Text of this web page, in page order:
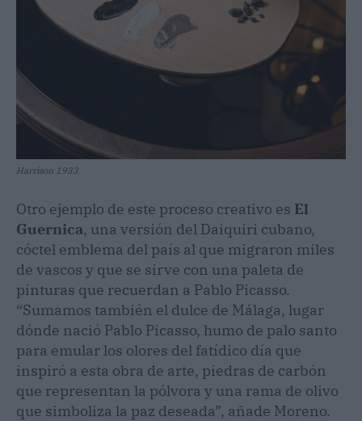
Harrison 1933
Otro ejemplo de este proceso creativo es El
Guernica, una versión del Daiquiri cubano,
cóctel emblema del país al que migraron miles
de vascos y que se sirve con una paleta de
pinturas que recuerdan a Pablo Picasso.
“Sumamos también el dulce de Málaga, lugar
dónde nació Pablo Picasso, humo de palo santo
para emular los olores del fatídico día que
inspiró a esta obra de arte, piedras de carbón
que representan la pólvora y una rama de olivo
que simboliza la paz deseada”, añade Moreno.